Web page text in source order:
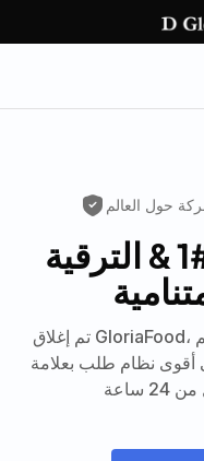
& الترقية
تم إغلاق GloriaFood، لكن عملك لا ينبغي أن يفعل ذلك. قم
أقوى نظام طلب بعلامة